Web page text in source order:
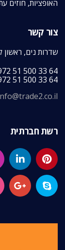
האופציות, חוזים
צור קשר
שדרות נים, ראשון
51 500 33 64
51 500 33 64
רשת חברתית